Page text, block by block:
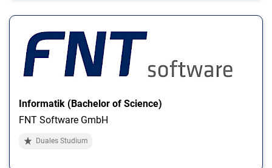
Informatik (Bachelor of Science)
FNT Software GmbH
Duales Studium